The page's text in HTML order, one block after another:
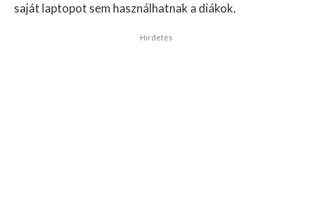
saját laptopot sem használhatnak a diákok.
Hirdetés